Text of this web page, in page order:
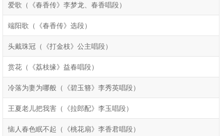
爱歌（《春香传》李梦龙、春香唱段）
端阳歌（《春香传》选段）
头戴珠冠（《打金枝》公主唱段）
赏花（《荔枝缘》益春唱段）
冷落为妻为哪般（《碧玉簪》李秀英唱段）
王夏老儿把我害（《拉郎配》李玉唱段）
恼人春色眠不起（《桃花扇》李香君唱段）